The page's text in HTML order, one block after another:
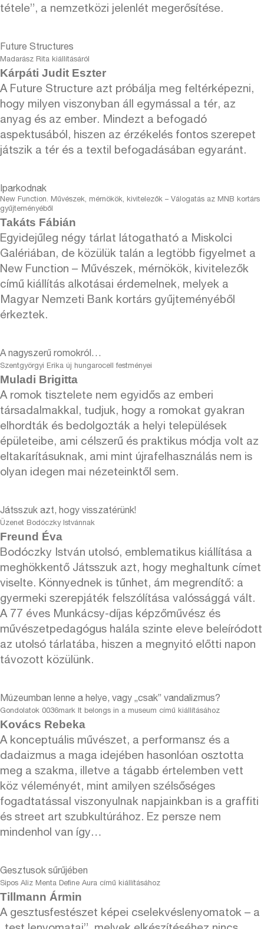
tétele”, a nemzetközi jelenlét megerősítése.
Future Structures
Madarász Rita kiállításáról
Kárpáti Judit Eszter
A Future Structure azt próbálja meg feltérképezni,
hogy milyen viszonyban áll egymással a tér, az
anyag és az ember. Mindezt a befogadó
aspektusából, hiszen az érzékelés fontos szerepet
játszik a tér és a textil befogadásában egyaránt.
Iparkodnak
New Function. Művészek, mérnökök, kivitelezők – Válogatás az MNB kortárs
gyűjteményéből
Takáts Fábián
Egyidejűleg négy tárlat látogatható a Miskolci
Galériában, de közülük talán a legtöbb figyelmet a
New Function – Művészek, mérnökök, kivitelezők
című kiállítás alkotásai érdemelnek, melyek a
Magyar Nemzeti Bank kortárs gyűjteményéből
érkeztek.
A nagyszerű romokról…
Szentgyörgyi Erika új hungarocell festményei
Muladi Brigitta
A romok tisztelete nem egyidős az emberi
társadalmakkal, tudjuk, hogy a romokat gyakran
elhordták és bedolgozták a helyi települések
épületeibe, ami célszerű és praktikus módja volt az
eltakarításuknak, ami mint újrafelhasználás nem is
olyan idegen mai nézeteinktől sem.
Játsszuk azt, hogy visszatérünk!
Üzenet Bodóczky Istvánnak
Freund Éva
Bodóczky István utolsó, emblematikus kiállítása a
meghökkentő Játsszuk azt, hogy meghaltunk címet
viselte. Könnyednek is tűnhet, ám megrendítő: a
gyermeki szerepjáték felszólítása valóssággá vált.
A 77 éves Munkácsy-díjas képzőművész és
művészetpedagógus halála szinte eleve beleíródott
az utolsó tárlatába, hiszen a megnyitó előtti napon
távozott közülünk.
Múzeumban lenne a helye, vagy „csak” vandalizmus?
Gondolatok 0036mark It belongs in a museum című kiállításához
Kovács Rebeka
A konceptuális művészet, a performansz és a
dadaizmus a maga idejében hasonlóan osztotta
meg a szakma, illetve a tágabb értelemben vett
köz véleményét, mint amilyen szélsőséges
fogadtatással viszonyulnak napjainkban is a graffiti
és street art szubkultúrához. Ez persze nem
mindenhol van így…
Gesztusok sűrűjében
Sipos Aliz Menta Define Aura című kiállításához
Tillmann Ármin
A gesztusfestészet képei cselekvéslenyomatok – a